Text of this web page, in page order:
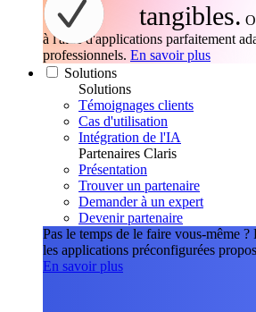
tangibles.
à l'aide d'applications parfaitement
professionnels. En savoir plus
Solutions
Solutions
Témoignages clients
Cas d'utilisation
Intégration de l'IA
Partenaires Claris
Présentation
Trouver un partenaire
Demander à un expert
Devenir partenaire
Pas le temps de le faire vous-même ?
les applications préconfigurées
En savoir plus